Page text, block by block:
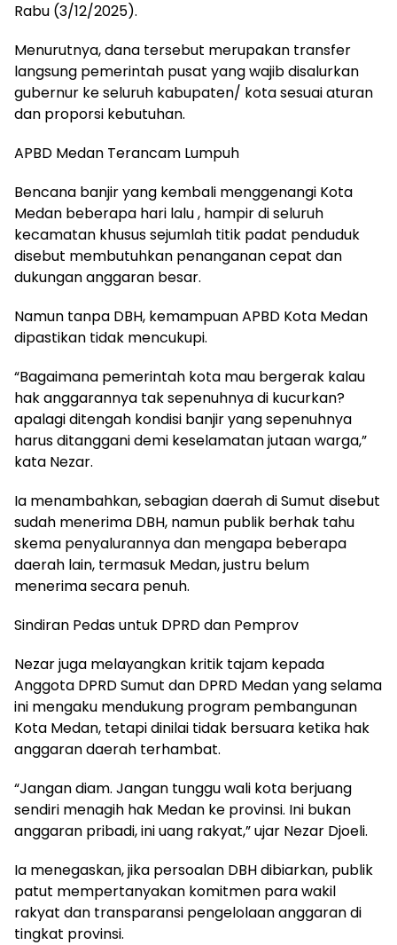
Rabu (3/12/2025).
Menurutnya, dana tersebut merupakan transfer
langsung pemerintah pusat yang wajib disalurkan
gubernur ke seluruh kabupaten/ kota sesuai aturan
dan proporsi kebutuhan.
APBD Medan Terancam Lumpuh
Bencana banjir yang kembali menggenangi Kota
Medan beberapa hari lalu , hampir di seluruh
kecamatan khusus sejumlah titik padat penduduk
disebut membutuhkan penanganan cepat dan
dukungan anggaran besar.
Namun tanpa DBH, kemampuan APBD Kota Medan
dipastikan tidak mencukupi.
“Bagaimana pemerintah kota mau bergerak kalau
hak anggarannya tak sepenuhnya di kucurkan?
apalagi ditengah kondisi banjir yang sepenuhnya
harus ditanggani demi keselamatan jutaan warga,”
kata Nezar.
Ia menambahkan, sebagian daerah di Sumut disebut
sudah menerima DBH, namun publik berhak tahu
skema penyalurannya dan mengapa beberapa
daerah lain, termasuk Medan, justru belum
menerima secara penuh.
Sindiran Pedas untuk DPRD dan Pemprov
Nezar juga melayangkan kritik tajam kepada
Anggota DPRD Sumut dan DPRD Medan yang selama
ini mengaku mendukung program pembangunan
Kota Medan, tetapi dinilai tidak bersuara ketika hak
anggaran daerah terhambat.
“Jangan diam. Jangan tunggu wali kota berjuang
sendiri menagih hak Medan ke provinsi. Ini bukan
anggaran pribadi, ini uang rakyat,” ujar Nezar Djoeli.
Ia menegaskan, jika persoalan DBH dibiarkan, publik
patut mempertanyakan komitmen para wakil
rakyat dan transparansi pengelolaan anggaran di
tingkat provinsi.